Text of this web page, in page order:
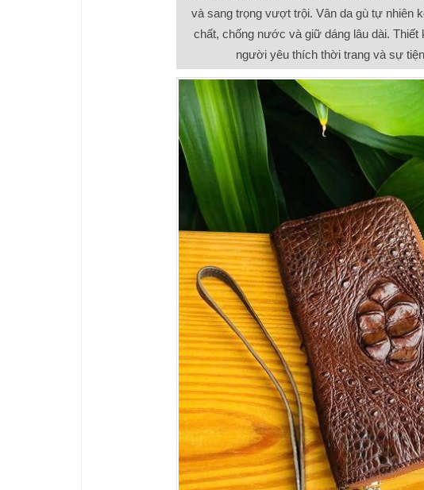
và sang trọng vượt trội. Vân da gù tự nhiên
chất, chống nước và giữ dáng lâu dài.
người yêu thích thời trang và sự